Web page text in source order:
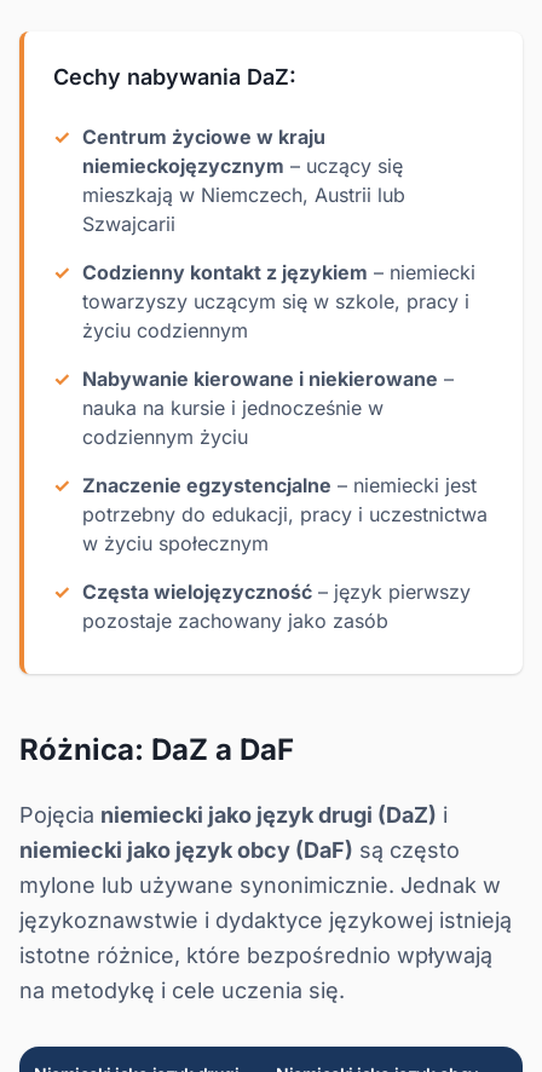
Cechy nabywania DaZ:
Centrum życiowe w kraju
niemieckojęzycznym – uczący się
mieszkają w Niemczech, Austrii lub
Szwajcarii
Codzienny kontakt z językiem – niemiecki
towarzyszy uczącym się w szkole, pracy i
życiu codziennym
Nabywanie kierowane i niekierowane –
nauka na kursie i jednocześnie w
codziennym życiu
Znaczenie egzystencjalne – niemiecki jest
potrzebny do edukacji, pracy i uczestnictwa
w życiu społecznym
Częsta wielojęzyczność – język pierwszy
pozostaje zachowany jako zasób
Różnica: DaZ a DaF
Pojęcia niemiecki jako język drugi (DaZ) i
niemiecki jako język obcy (DaF) są często
mylone lub używane synonimicznie. Jednak w
językoznawstwie i dydaktyce językowej istnieją
istotne różnice, które bezpośrednio wpływają
na metodykę i cele uczenia się.